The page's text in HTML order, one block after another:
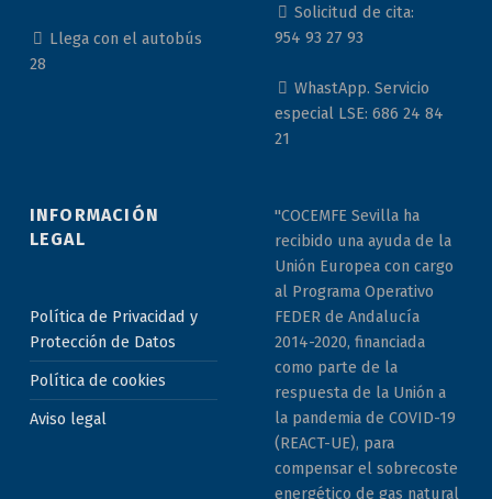
Llega con el autobús
28
Solicitud de cita:
954 93 27 93
WhastApp. Servicio
especial LSE: 686 24 84
21
INFORMACIÓN
LEGAL
Política de Privacidad y
Protección de Datos
Política de cookies
Aviso legal
"COCEMFE Sevilla ha
recibido una ayuda de la
Unión Europea con cargo
al Programa Operativo
FEDER de Andalucía
2014-2020, financiada
como parte de la
respuesta de la Unión a
la pandemia de COVID-19
(REACT-UE), para
compensar el sobrecoste
energético de gas natural